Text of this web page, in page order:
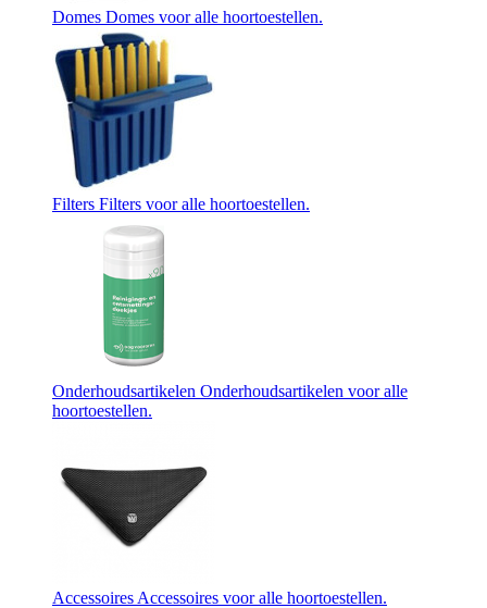
Domes Domes voor alle hoortoestellen.
Filters Filters voor alle hoortoestellen.
Onderhoudsartikelen Onderhoudsartikelen voor alle
hoortoestellen.
Accessoires Accessoires voor alle hoortoestellen.